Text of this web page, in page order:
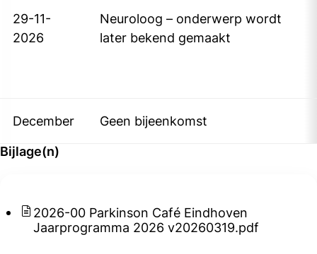
29-11-
2026
Neuroloog – onderwerp wordt
later bekend gemaakt
December Geen bijeenkomst
Bijlage(n)
2026-00 Parkinson Café Eindhoven
Jaarprogramma 2026 v20260319.pdf